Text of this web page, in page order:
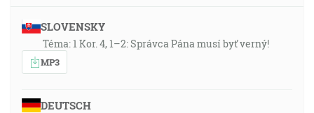
SLOVENSKY
Téma: 1 Kor. 4, 1–2: Správca Pána musí byť verný!
MP3
DEUTSCH